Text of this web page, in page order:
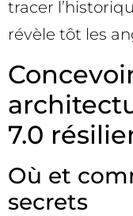
tracer
révèle tôt les
7.0
Où et
secrets